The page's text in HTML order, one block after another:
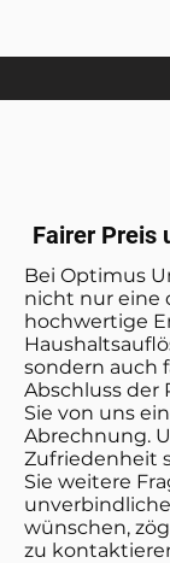
Fairer Preis
Bei Optimus
nicht nur eine
hochwertige
sondern auch
Abschluss der
Sie von uns
Abrechnung.
Zufriedenheit
Sie weitere
wünschen,
zu